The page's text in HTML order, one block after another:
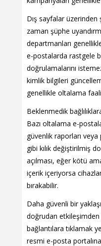
Dış sayfalar
zaman şüphe
departmanları
e-postalarda rastgele
doğrulamalarını
kimlik bilgileri
genellikle oltalama
Beklenmedik
Bazı oltalama e-
güvenlik raporları
gibi kılık değiştirilmiş
açılması, eğer kötü
içerik içeriyorsa
bırakabilir.
Daha güvenli bir
doğrudan etkileşimden
bağlantılara tıklamak
resmi e-posta